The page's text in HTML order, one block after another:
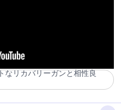
なリカバリーガンと相性良